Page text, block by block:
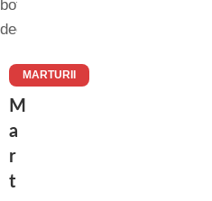
MARTURII
M
a
r
t